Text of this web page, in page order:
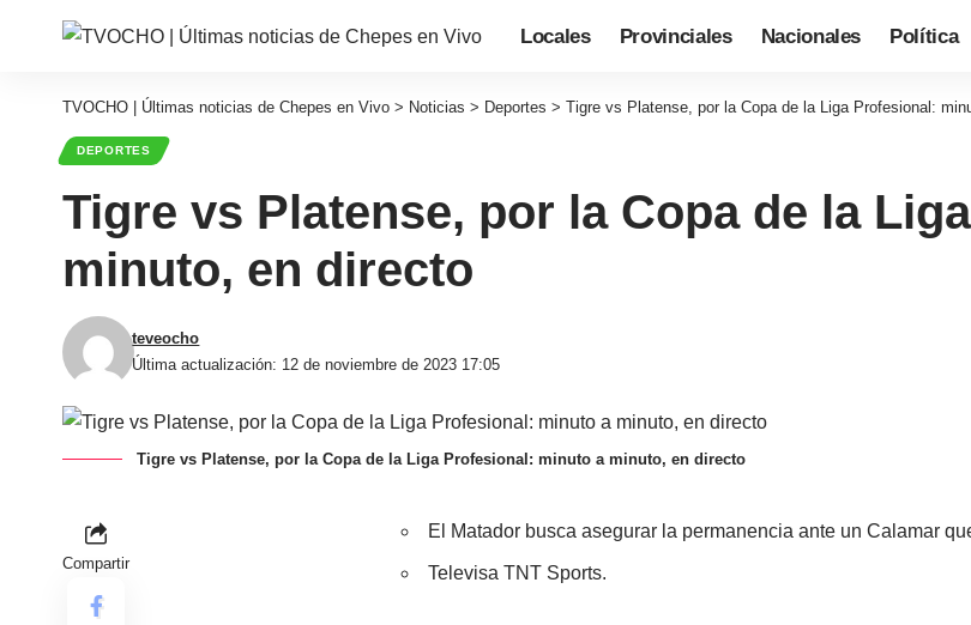
Locales Provinciales Nacionales Política
TVOCHO | Últimas noticias de Chepes en Vivo > Noticias > Deportes > Tigre vs Platense, por la Copa de la Liga Profesional:
DEPORTES
Tigre vs Platense, por la Copa de la
minuto, en directo
Última actualización: 12 de noviembre de 2023 17:05
teveocho
Tigre vs Platense, por la Copa de la Liga Profesional: minuto a minuto, en directo
Compartir
El Matador busca asegurar la permanencia ante un Calamar
Televisa TNT Sports.